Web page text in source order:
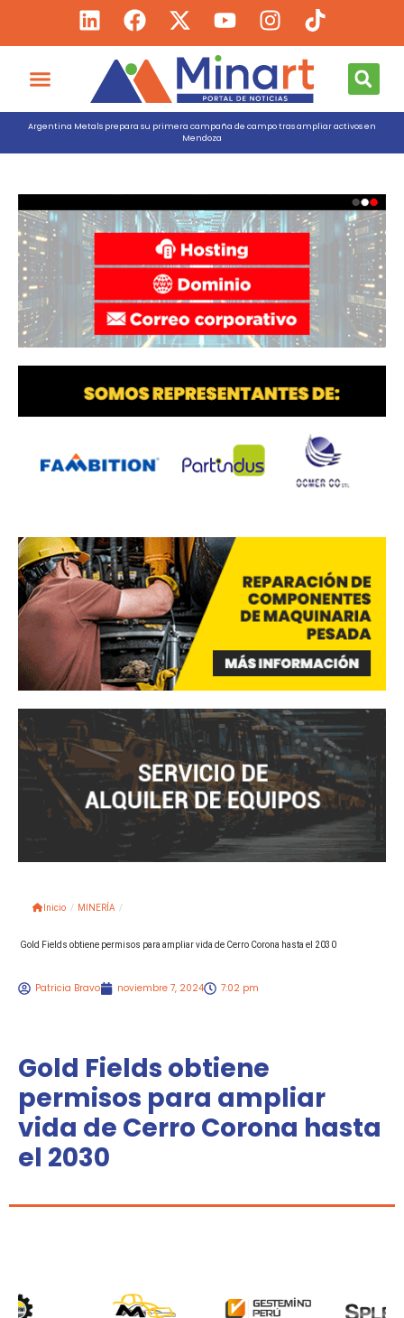
Argentina Metals prepara su primera campaña de campo tras ampliar activos en
Mendoza
Inicio / MINERÍA /
Gold Fields obtiene permisos para ampliar vida de Cerro Corona hasta el 2030
Patricia Bravo noviembre 7, 2024 7:02 pm
Gold Fields obtiene
permisos para ampliar
vida de Cerro Corona hasta
el 2030